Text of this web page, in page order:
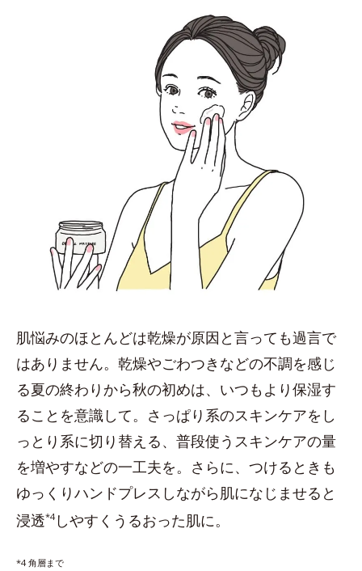
肌悩みのほとんどは乾燥が原因と言っても過言で
はありません。乾燥やごわつきなどの不調を感じ
る夏の終わりから秋の初めは、いつもより保湿す
ることを意識して。さっぱり系のスキンケアをし
っとり系に切り替える、普段使うスキンケアの量
を増やすなどの一工夫を。さらに、つけるときも
ゆっくりハンドプレスしながら肌になじませると
浸透*4しやすくうるおった肌に。
*4 角層まで